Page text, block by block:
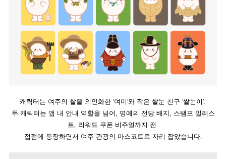
캐릭터는 여주의 쌀을 의인화한 ‘여미’와 작은 쌀눈 친구 ‘쌀눈이’.
두 캐릭터는 앱 내 안내 역할을 넘어, 명예의 전당 배지, 스탬프 일러스
트, 리워드 쿠폰 비주얼까지 전
접점에 등장하면서 여주 관광의 마스코트로 자리 잡았습니다.